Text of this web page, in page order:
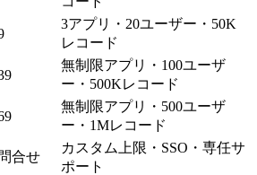
3アプリ・20ユーザー・50K
レコード
無制限アプリ・100ユーザ
ー・500Kレコード
無制限アプリ・500ユーザ
ー・1Mレコード
合せ
カスタム上限・SSO・専任サ
ポート